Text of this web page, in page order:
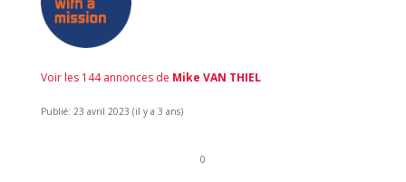
Voir les 144 annonces de Mike VAN THIEL
Publié: 23 avril 2023 (il y a 3 ans)
0